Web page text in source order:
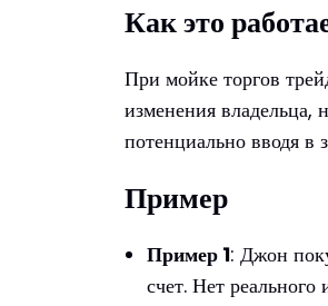
Как это
При мойке торгов
изменения владельца,
потенциально вводя в
Пример
Пример 1: Джон
счет. Нет